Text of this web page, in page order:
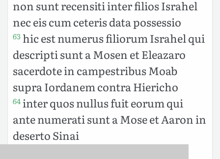
non sunt recensiti inter filios Israhel
nec eis cum ceteris data possessio
63 hic est numerus filiorum Israhel qui
descripti sunt a Mosen et Eleazaro
sacerdote in campestribus Moab
supra Iordanem contra Hiericho
64inter quos nullus fuit eorum qui
ante numerati sunt a Mose et Aaron in
deserto Sinai